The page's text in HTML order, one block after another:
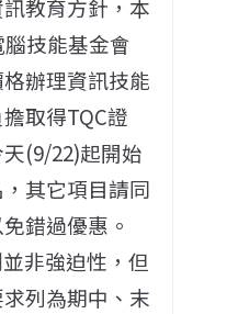
訊教育方針，本
技能基金會
辦理資訊技能
取得TQC證
(9/22)起開始
其它項目請同
錯過優惠。
非強迫性，但
列為期中、末